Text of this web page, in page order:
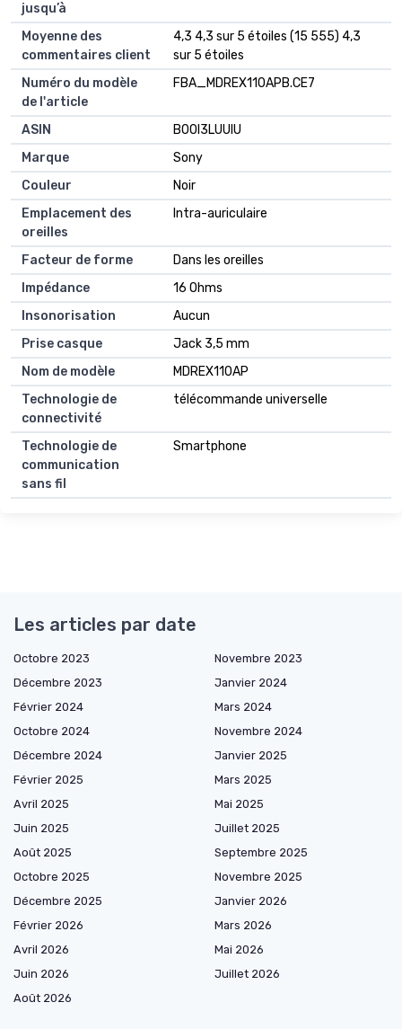
jusqu’à
Moyenne des
commentaires client
4,3 4,3 sur 5 étoiles (15 555) 4,3
sur 5 étoiles
Numéro du modèle
de l'article
FBA_MDREX110APB.CE7
ASIN
B00I3LUUIU
Marque
Sony
Couleur
Noir
Emplacement des
oreilles
Intra-auriculaire
Facteur de forme
Dans les oreilles
Impédance
16 Ohms
Insonorisation
Aucun
Prise casque
Jack 3,5 mm
Nom de modèle
MDREX110AP
Technologie de
connectivité
télécommande universelle
Technologie de
communication
sans fil
Smartphone
Les articles par date
Octobre 2023
Novembre 2023
Décembre 2023
Janvier 2024
Février 2024
Mars 2024
Octobre 2024
Novembre 2024
Décembre 2024
Janvier 2025
Février 2025
Mars 2025
Avril 2025
Mai 2025
Juin 2025
Juillet 2025
Août 2025
Septembre 2025
Octobre 2025
Novembre 2025
Décembre 2025
Janvier 2026
Février 2026
Mars 2026
Avril 2026
Mai 2026
Juin 2026
Juillet 2026
Août 2026